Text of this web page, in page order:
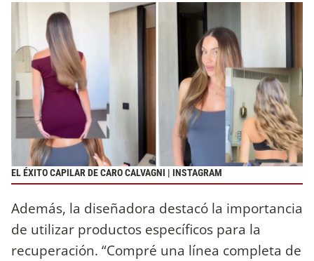
EL ÉXITO CAPILAR DE CARO CALVAGNI | INSTAGRAM
Además, la diseñadora destacó la importancia
de utilizar productos específicos para la
recuperación. “Compré una línea completa de